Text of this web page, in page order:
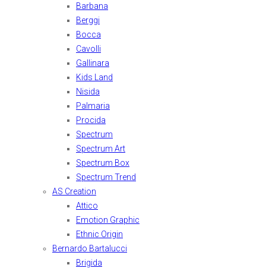
Barbana
Berggi
Bocca
Cavolli
Gallinara
Kids Land
Nisida
Palmaria
Procida
Spectrum
Spectrum Art
Spectrum Box
Spectrum Trend
AS Creation
Attico
Emotion Graphic
Ethnic Origin
Bernardo Bartalucci
Brigida